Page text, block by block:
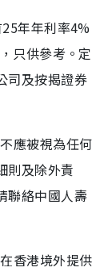
年年利率4%
只供參考。定
司及按揭證券
應被視為任何
則及除外責
聯絡中國人壽
香港境外提供